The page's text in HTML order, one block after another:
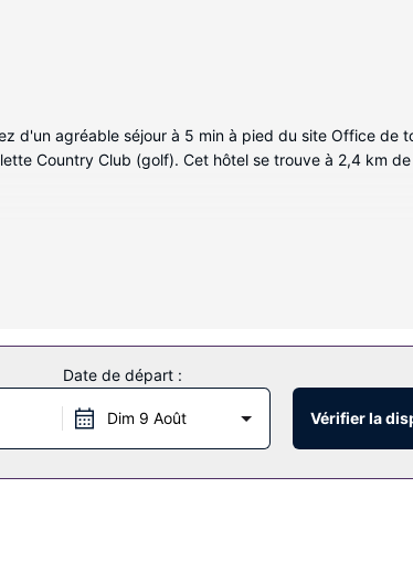
d'un agréable séjour à 5 min à pied du site Office de
Country Club (golf). Cet hôtel se trouve à 2,4 km
et comprennent un micro-ondes et une
et des nombreux équipements et services qui
et d'en-cas.
Un petit déjeuner continental gratuit est servi tous
Date de départ :
Dim 9 Août Vérifier la